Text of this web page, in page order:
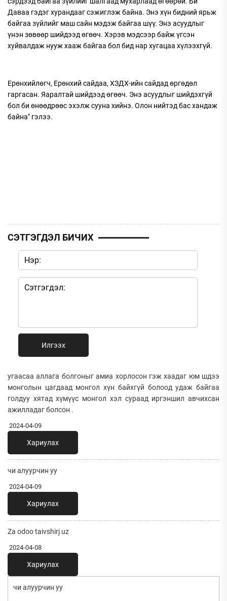
Даваа гэдэг хурандааг сэжиглэж байна. Энэ хүн бидний ярьж
байгаа зүйлийг маш сайн мэдэж байгаа шүү. Энэ асуудлыг
үнэн зөвөөр шийдээд өгөөч. Хэрэв мэдсээр байж үгсэн
хуйвалдаж нууж хааж байгаа бол бид нар хугацаа хүлээхгүй.
Ерөнхийлөгч, Ерөнхий сайдаа, ХЗДХ-ийн сайдад өргөдөл
гаргасан. Яаралтай шийдээд өгөөч. Энэ асуудлыг шийдэхгүй
бол би өнөөдрөөс эхэлж сууна хийнэ. Олон нийтэд бас хандаж
байна" гэлээ.
СЭТГЭГДЭЛ БИЧИХ
Илгээх
угаасаа аллага болгоныг амиа хорлосон гэж хаадаг юм шдээ
монголын цагдаад монгол хүн байхгүй болоод удаж байгаа
голдуу хятад хүмүүс монгол хэл сураад иргэншил авчихсан
ажилладаг болсон .
2024-04-09
Хариулах
чи алуурчин уу
2024-04-09
Хариулах
Za odoo taivshirj uz
2024-04-08
Хариулах
чи алуурчин уу